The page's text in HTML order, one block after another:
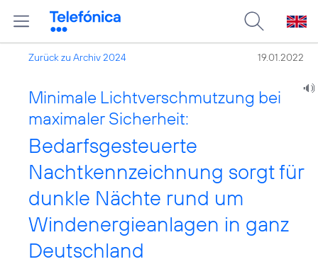
Zurück zu Archiv 2024 19.01.2022
Minimale Lichtverschmutzung bei
maximaler Sicherheit:
Bedarfsgesteuerte
Nachtkennzeichnung sorgt für
dunkle Nächte rund um
Windenergieanlagen in ganz
Deutschland